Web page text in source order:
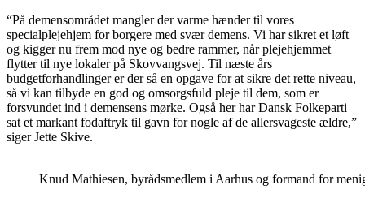
“På demensområdet mangler der varme hænder til vores
specialplejehjem for borgere med svær demens. Vi har sikret et løft
og kigger nu frem mod nye og bedre rammer, når plejehjemmet
flytter til nye lokaler på Skovvangsvej. Til næste års
budgetforhandlinger er der så en opgave for at sikre det rette niveau,
så vi kan tilbyde en god og omsorgsfuld pleje til dem, som er
forsvundet ind i demensens mørke. Også her har Dansk Folkeparti
sat et markant fodaftryk til gavn for nogle af de allersvageste ældre,”
siger Jette Skive.
Knud Mathiesen, byrådsmedlem i Aarhus og formand for